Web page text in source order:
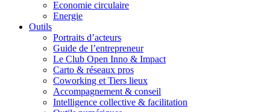
Economie circulaire
Energie
Outils
Portraits d’acteurs
Guide de l’entrepreneur
Le Club Open Inno & Impact
Carto & réseaux pros
Coworking et Tiers lieux
Accompagnement & conseil
Intelligence collective & facilitation